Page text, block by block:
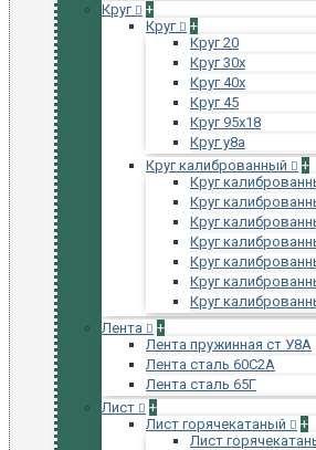
Круг
+
Круг
+
Круг 20
Круг 30х
Круг 40х
Круг 45
Круг 95х18
Круг у8а
Круг калиброванный
+
Круг
Круг
Круг
Круг
Круг
Круг
Круг
Лента
+
Лента пружинная ст У8А
Лента сталь 60С2А
Лента сталь 65Г
Лист
+
Лист горячекатаный
+
Лист